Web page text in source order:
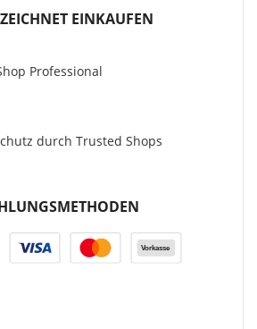
EINKAUFEN
Professional
durch Trusted Shops